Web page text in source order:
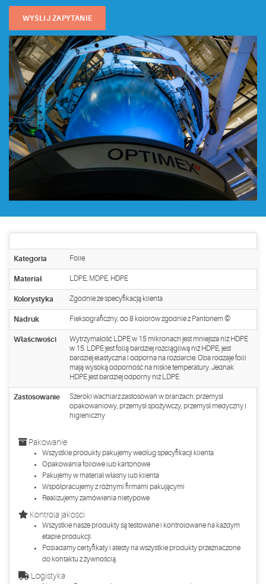
WYŚLIJ ZAPYTANIE
Kategoria Folie
Materiał LDPE, MDPE, HDPE
Kolorystyka Zgodnie ze specyfikacją klienta
Nadruk Fleksograficzny, do 8 kolorów zgodnie z Pantonem ©
Właściwości
Wytrzymałość LDPE w 15 mikronach jest mniejsza niż HDPE
w 15. LDPE jest folią bardziej rozciągliwą niż HDPE, jest
bardziej elastyczna i odporna na rozdarcie. Oba rodzaje folii
mają wysoką odporność na niskie temperatury. Jednak
HDPE jest bardziej odporny niż LDPE
Zastosowanie
Szeroki wachlarz zastosowań w branżach: przemysł
opakowaniowy, przemysł spożywczy, przemysł medyczny i
higieniczny
Pakowanie
Wszystkie produkty pakujemy według specyfikacji klienta
Opakowania foliowe lub kartonowe
Pakujemy w materiał własny lub klienta
Współpracujemy z różnymi firmami pakującymi
Realizujemy zamówienia nietypowe
Kontrola jakości
Wszystkie nasze produkty są testowane i kontrolowane na każdym
etapie produkcji.
Posiadamy certyfikaty i atesty na wszystkie produkty przeznaczone
do kontaktu z żywnością.
Logistyka